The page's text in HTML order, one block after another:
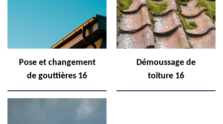
Pose et changement
de gouttières 16
Démoussage de
toiture 16